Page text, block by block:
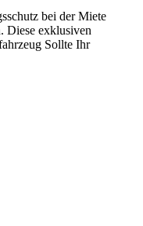
bei der Miete
Diese exklusiven
Sollte Ihr